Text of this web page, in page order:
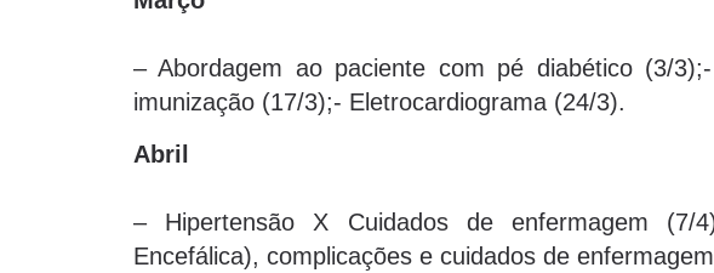
– Abordagem ao paciente com pé diabético (3/
imunização (17/3);- Eletrocardiograma (24/3).
Abril
– Hipertensão X Cuidados de enfermagem (7/
Encefálica), complicações e cuidados de